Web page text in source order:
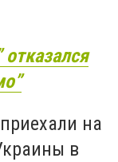
отказался
на
в